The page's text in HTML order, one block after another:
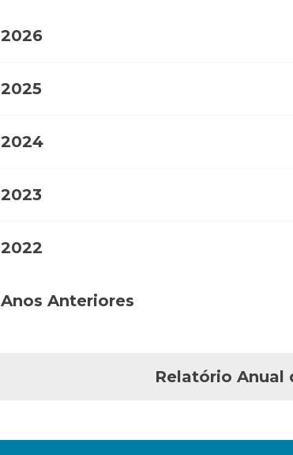
2026
2025
2024
2023
2022
Anos Anteriores
Relatório Anual